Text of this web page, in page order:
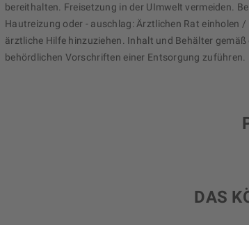
bereithalten. Freisetzung in der UImwelt vermeiden. Bei
Hautreizung oder - auschlag: Ärztlichen Rat einholen /
ärztliche Hilfe hinzuziehen. Inhalt und Behälter gemäß
behördlichen Vorschriften einer Entsorgung zuführen.
DAS